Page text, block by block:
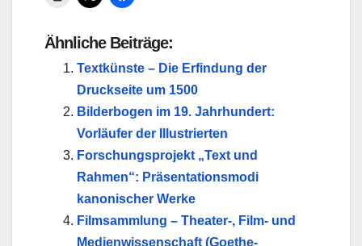
Ähnliche Beiträge:
Textkünste – Die Erfindung der
Druckseite um 1500
Bilderbogen im 19. Jahrhundert:
Vorläufer der Illustrierten
Forschungsprojekt „Text und
Rahmen“: Präsentationsmodi
kanonischer Werke
Filmsammlung – Theater-, Film- und
Medienwissenschaft (Goethe-